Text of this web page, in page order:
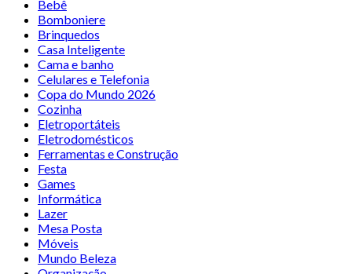
Bebê
Bomboniere
Brinquedos
Casa Inteligente
Cama e banho
Celulares e Telefonia
Copa do Mundo 2026
Cozinha
Eletroportáteis
Eletrodomésticos
Ferramentas e Construção
Festa
Games
Informática
Lazer
Mesa Posta
Móveis
Mundo Beleza